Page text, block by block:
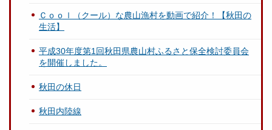
Ｃｏｏｌ（クール）な農山漁村を動画で紹介！【秋田の
生活】
平成30年度第1回秋田県農山村ふるさと保全検討委員会
を開催しました。
秋田の休日
秋田内陸線